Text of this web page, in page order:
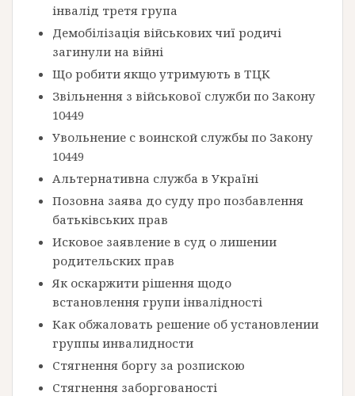
інвалід третя група
Демобілізація військових чиї родичі
загинули на війні
Що робити якщо утримують в ТЦК
Звільнення з військової служби по Закону
10449
Увольнение с воинской службы по Закону
10449
Альтернативна служба в Україні
Позовна заява до суду про позбавлення
батьківських прав
Исковое заявление в суд о лишении
родительских прав
Як оскаржити рішення щодо
встановлення групи інвалідності
Как обжаловать решение об установлении
группы инвалидности
Стягнення боргу за розпискою
Стягнення заборгованості